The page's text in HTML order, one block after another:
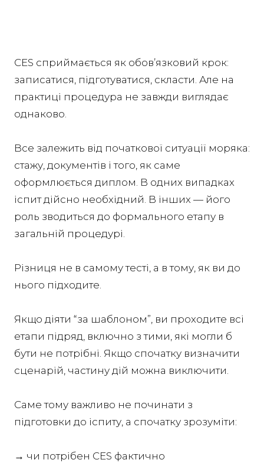
CES сприймається як обов’язковий крок:
записатися, підготуватися, скласти. Але на
практиці процедура не завжди виглядає
однаково.
Все залежить від початкової ситуації моряка:
стажу, документів і того, як саме
оформлюється диплом. В одних випадках
іспит дійсно необхідний. В інших — його
роль зводиться до формального етапу в
загальній процедурі.
Різниця не в самому тесті, а в тому, як ви до
нього підходите.
Якщо діяти “за шаблоном”, ви проходите всі
етапи підряд, включно з тими, які могли б
бути не потрібні. Якщо спочатку визначити
сценарій, частину дій можна виключити.
Саме тому важливо не починати з
підготовки до іспиту, а спочатку зрозуміти:
→ чи потрібен CES фактично